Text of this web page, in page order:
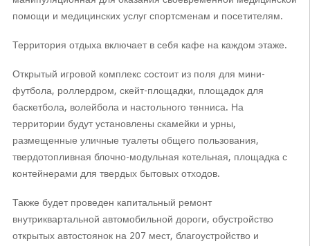
помощи и медицинских услуг спортсменам и посетителям.
Территория отдыха включает в себя кафе на каждом этаже.
Открытый игровой комплекс состоит из поля для мини-
футбола, роллердром, скейт-площадки, площадок для
баскетбола, волейбола и настольного тенниса. На
территории будут установлены скамейки и урны,
размещенные уличные туалеты общего пользования,
твердотопливная блочно-модульная котельная, площадка с
контейнерами для твердых бытовых отходов.
Также будет проведен капитальный ремонт
внутриквартальной автомобильной дороги, обустройство
открытых автостоянок на 207 мест, благоустройство и